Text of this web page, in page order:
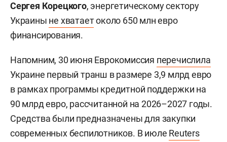
Сергея Корецкого, энергетическому сектору
Украины не хватаетоколо 650 млн евро
финансирования.
Напомним, 30 июня Еврокомиссия перечислила
Украине первый транш в размере 3,9 млрд евро
в рамках программы кредитной поддержки на
90 млрд евро, рассчитанной на 2026–2027 годы.
Средства были предназначены для закупки
современных беспилотников. В июле Reuters